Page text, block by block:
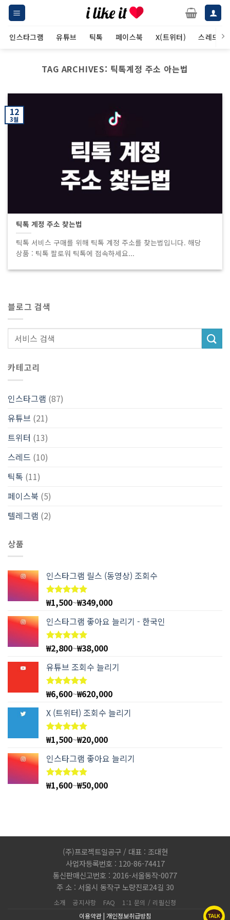
Skip
content
인스타그램 유튜브 틱톡 페이스북 X(트위터) 스레드
TAG ARCHIVES: 틱톡계정 주소 아는법
틱톡 계정 주소 찾는법
틱톡 서비스 구매를 위해 틱톡 계정 주소를 찾는법입니다. 해당
상품 : 틱톡 팔로워 틱톡에 접속하세요...
12
3월
블로그 검색
카테고리
인스타그램 (87)
유튜브 (21)
트위터 (13)
스레드 (10)
틱톡 (11)
페이스북 (5)
텔레그램 (2)
상품
인스타그램 릴스 (동영상) 조회수
5 중에서
4.97
평가됨
₩1,500~₩349,000
인스타그램 좋아요 늘리기 - 한국인
5 중에서
4.94
평가됨
₩2,800~₩38,000
유튜브 조회수 늘리기
5 중에서
4.78
평가됨
₩6,600~₩620,000
X (트위터) 조회수 늘리기
5 중에서
5.00
평가됨
₩1,500~₩20,000
인스타그램 좋아요 늘리기
5 중에서
4.83
₩1,600~₩50,000
(주)프로젝트일공구 / 대표 : 조대현
사업자등록번호 : 120-86-74417
통신판매신고번호 : 2016-서울동작-0077
주 소 : 서울시 동작구 노량진로24길 30
소개 공지사항 FAQ 1:1 문의 / 리필신청
이용약관| 개인정보취급방침